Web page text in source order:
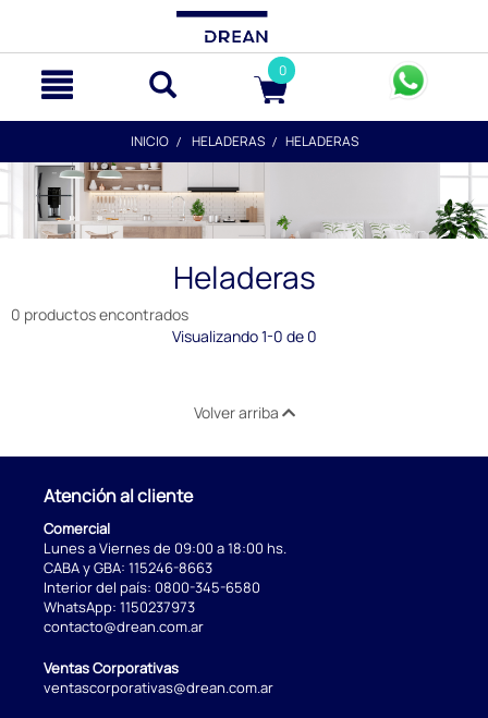
0
INICIO HELADERAS HELADERAS
Heladeras
0 productos encontrados
Visualizando 1-0 de 0
Volver arriba
Atención al cliente
Comercial
Lunes a Viernes de 09:00 a 18:00 hs.
CABA y GBA: 115246-8663
Interior del país: 0800-345-6580
WhatsApp: 1150237973
contacto@drean.com.ar
Ventas Corporativas
ventascorporativas@drean.com.ar